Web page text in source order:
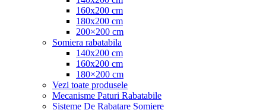
160x200 cm
180x200 cm
200×200 cm
Somiera rabatabila
140x200 cm
160x200 cm
180×200 cm
Vezi toate produsele
Mecanisme Paturi Rabatabile
Sisteme De Rabatare Somiere